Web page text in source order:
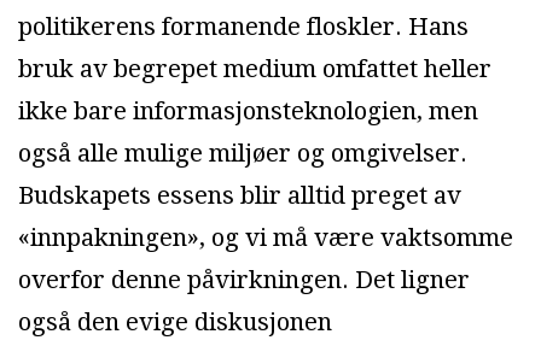
politikerens formanende floskler. Hans
bruk av begrepet medium omfattet heller
ikke bare informasjonsteknologien, men
også alle mulige miljøer og omgivelser.
Budskapets essens blir alltid preget av
«innpakningen», og vi må være vaktsomme
overfor denne påvirkningen. Det ligner
også den evige diskusjonen